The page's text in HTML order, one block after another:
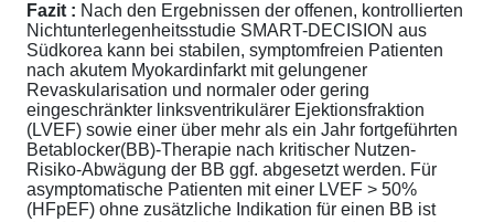
Fazit : Nach den Ergebnissen der offenen, kontrollierten
Nichtunterlegenheitsstudie SMART-DECISION aus
Südkorea kann bei stabilen, symptomfreien Patienten
nach akutem Myokardinfarkt mit gelungener
Revaskularisation und normaler oder gering
eingeschränkter linksventrikulärer Ejektionsfraktion
(LVEF) sowie einer über mehr als ein Jahr fortgeführten
Betablocker(BB)-Therapie nach kritischer Nutzen-
Risiko-Abwägung der BB ggf. abgesetzt werden. Für
asymptomatische Patienten mit einer LVEF > 50%
(HFpEF) ohne zusätzliche Indikation für einen BB ist